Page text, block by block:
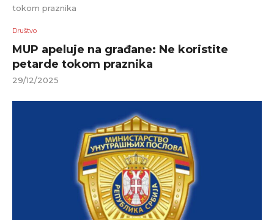
tokom praznika
Društvo
MUP apeluje na građane: Ne koristite
petarde tokom praznika
29/12/2025